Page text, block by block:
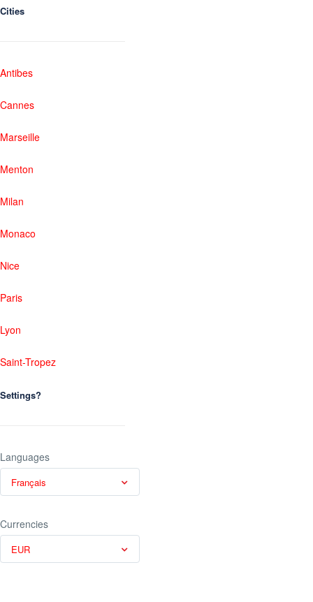
Cities
Antibes
Cannes
Marseille
Menton
Milan
Monaco
Nice
Paris
Lyon
Saint-Tropez
Settings?
Languages
Français
Currencies
EUR